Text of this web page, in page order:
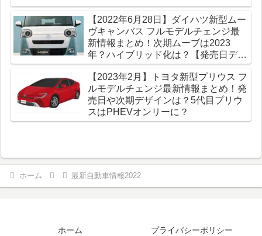
【2022年6月28日】ダイハツ新型ムー
ヴキャンバス フルモデルチェンジ最
新情報まとめ！次期ムーブは2023
年？ハイブリッド化は？【発売日デザ
イン】
【2023年2月】トヨタ新型プリウス フ
ルモデルチェンジ最新情報まとめ！発
売日や次期デザインは？5代目プリウ
スはPHEVオンリーに？
ホーム 最新自動車情報2022
ホーム プライバシーポリシー